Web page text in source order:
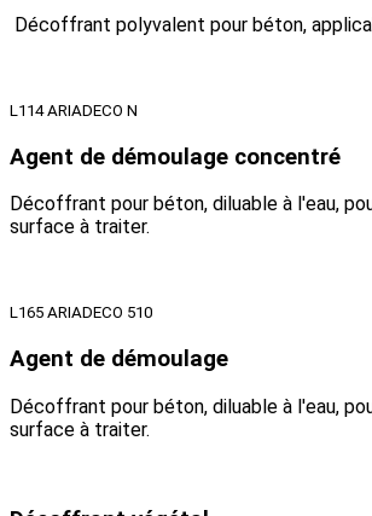
Décoffrant polyvalent pour béton,
L114 ARIADECO N
Agent de démoulage concentré
Décoffrant pour béton, diluable à l'eau,
surface à traiter.
L165 ARIADECO 510
Agent de démoulage
Décoffrant pour béton, diluable à l'eau,
surface à traiter.